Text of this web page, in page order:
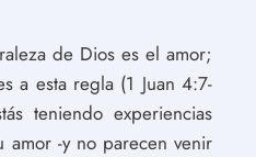
de Dios es el amor;
a esta regla (1 Juan 4:7-
teniendo experiencias
amor -y no parecen venir